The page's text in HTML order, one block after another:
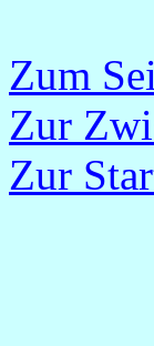
Zum
Zur
Zur